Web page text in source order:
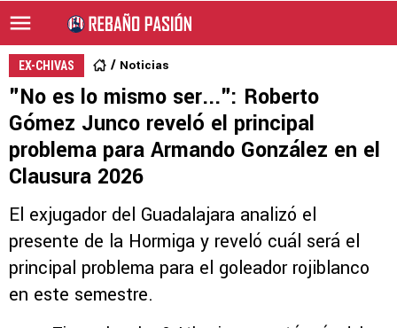
EX-CHIVAS Noticias
"No es lo mismo ser...": Roberto
Gómez Junco reveló el principal
problema para Armando González en el
Clausura 2026
El exjugador del Guadalajara analizó el
presente de la Hormiga y reveló cuál será el
principal problema para el goleador rojiblanco
en este semestre.